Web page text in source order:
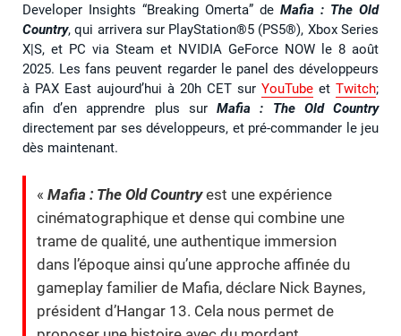
Developer Insights “Breaking Omerta” de Mafia : The Old
Country, qui arrivera sur PlayStation®5 (PS5®), Xbox Series
X|S, et PC via Steam et NVIDIA GeForce NOW le 8 août
2025. Les fans peuvent regarder le panel des développeurs
à PAX East aujourd’hui à 20h CET sur YouTube et Twitch;
afin d’en apprendre plus surMafia : The Old Country
directement par ses développeurs, et pré-commander le jeu
dès maintenant.
« Mafia : The Old Countryest une expérience
cinématographique et dense qui combine une
trame de qualité, une authentique immersion
dans l’époque ainsi qu’une approche affinée du
gameplay familier de Mafia, déclare Nick Baynes,
président d’Hangar 13. Cela nous permet de